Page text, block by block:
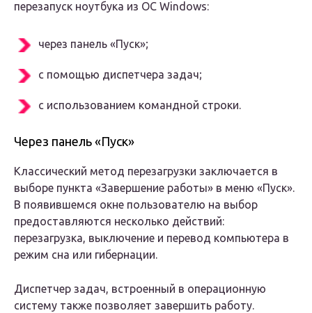
перезапуск ноутбука из ОС Windows:
через панель «Пуск»;
с помощью диспетчера задач;
с использованием командной строки.
Через панель «Пуск»
Классический метод перезагрузки заключается в
выборе пункта «Завершение работы» в меню «Пуск».
В появившемся окне пользователю на выбор
предоставляются несколько действий:
перезагрузка, выключение и перевод компьютера в
режим сна или гибернации.
Диспетчер задач, встроенный в операционную
систему также позволяет завершить работу.